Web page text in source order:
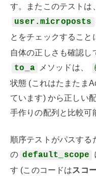
す。またこのテストは、
user.microposts
とをチェックすること
自体の正しさも確認し
to_a メソッドは、
状態 (これはたまたま
ています) から正しい
手作りの配列と比較可
順序テストがパスする
の default_scope
す (このコードはスコ